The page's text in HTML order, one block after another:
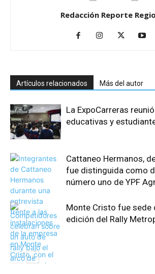
Redacción Reporte
Artículos relacionados Más del autor
La ExpoCarreras
educativas y
Cattaneo Hermanos,
fue distinguida como
número uno de YPF
Monte Cristo fue sede
edición del Rally